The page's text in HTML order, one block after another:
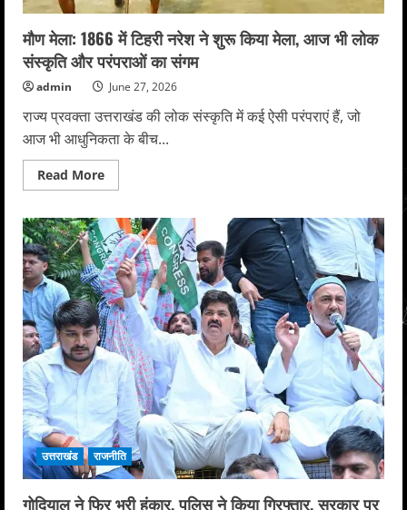
मौण मेला: 1866 में टिहरी नरेश ने शुरू किया मेला, आज भी लोक
संस्कृति और परंपराओं का संगम
admin June 27, 2026
राज्य प्रवक्ता उत्तराखंड की लोक संस्कृति में कई ऐसी परंपराएं हैं, जो
आज भी आधुनिकता के बीच...
Read MoreRead
more
मेला:
1866
में
टिहरी
नरेश
ने
शुरू
किया
मेला,
आज
भी
लोक
संस्कृति
और
परंपराओं
का
संगम
उत्तराखंड राजनीति
गोदियाल ने फिर भरी हुंकार, पुलिस ने किया गिरफ्तार, सरकार पर